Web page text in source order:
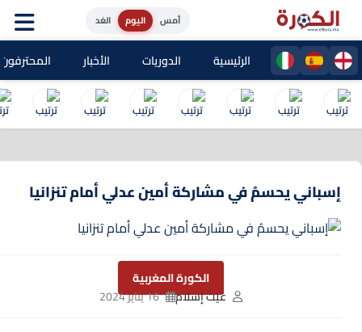
اليوم الغد
الرئيسية الدوريات الأخبار المحترفون
إسباني يحسمُ في مشاركة أمين عدلي أمام تنزانيا
الكورة المغربية
غيث إسلام
16 يناير 2024